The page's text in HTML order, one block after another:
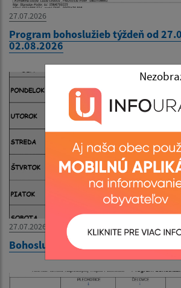
27.07.2026
Program bohoslužieb týždeň od
02.08.2026
27.07.2026
Bohoslužobný poriadok